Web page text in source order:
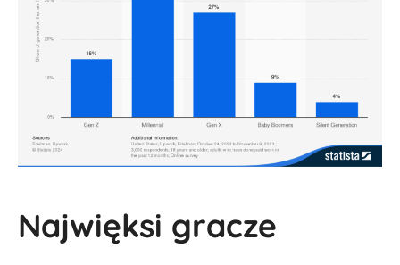
Najwięksi gracze